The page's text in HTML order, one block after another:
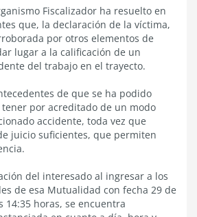
Fiscalizador ha resuelto en
que, la declaración de la víctima,
por otros elementos de
lugar a la calificación de un
del trabajo en el trayecto.
de que se ha podido
por acreditado de un modo
accidente, toda vez que
juicio suficientes, que permiten
del interesado al ingresar a los
de esa Mutualidad con fecha 29 de
14:35 horas, se encuentra